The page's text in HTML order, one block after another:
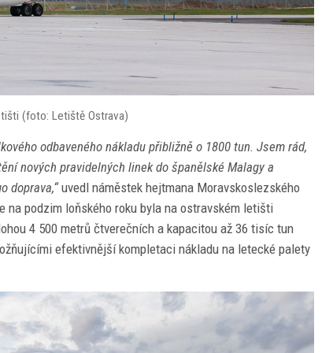
(foto: Letiště Ostrava)
odbaveného nákladu přibližně o 1800 tun. Jsem rád,
nových pravidelných linek do španělské Malagy a
doprava,“uvedl náměstek hejtmana Moravskoslezského
na podzim loňského roku byla na ostravském letišti
4 500 metrů čtverečních a kapacitou až 36 tisíc tun
efektivnější kompletaci nákladu na letecké palety